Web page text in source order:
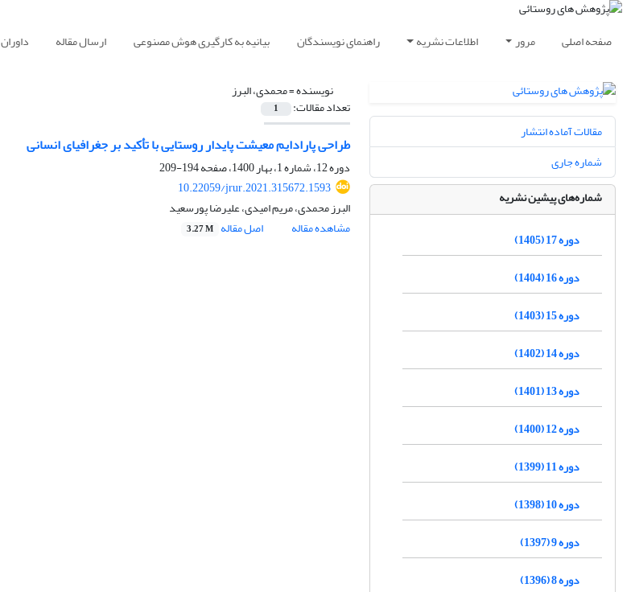
صفحه اصلی مرور اطلاعات نشریه راهنمای نویسندگان بیانیه به کارگیری هوش مصنوعی ارسال مقاله داوران
نویسنده =محمدی، البرز
تعداد مقالات: 1
طراحی پارادایم معیشت پایدار روستایی با تأکید بر جغرافیای انسانی
دوره 12، شماره 1، بهار 1400، صفحه
194-209
10.22059/jrur.2021.315672.1593
البرز محمدی، مریم امیدی، علیرضا پورسعید
مشاهده مقاله
اصل مقاله 3.27 M
مقالات آماده انتشار
شماره جاری
شماره‌های پیشین نشریه
دوره 17 (1405)
دوره 16 (1404)
دوره 15 (1403)
دوره 14 (1402)
دوره 13 (1401)
دوره 12 (1400)
دوره 11 (1399)
دوره 10 (1398)
دوره 9 (1397)
دوره 8 (1396)